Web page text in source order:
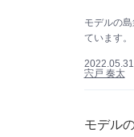
モデルの
ています。
2022.05.31
宍戸 奏太
モデル